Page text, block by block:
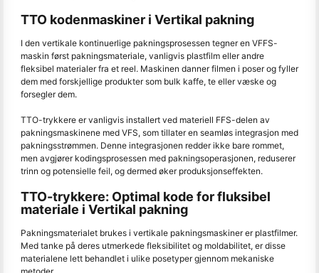
TTO kodenmaskiner i Vertikal pakning
I den vertikale kontinuerlige pakningsprosessen tegner en VFFS-
maskin først pakningsmateriale, vanligvis plastfilm eller andre
fleksibel materialer fra et reel. Maskinen danner filmen i poser og fyller
dem med forskjellige produkter som bulk kaffe, te eller væske og
forsegler dem.
TTO-trykkere er vanligvis installert ved materiell FFS-delen av
pakningsmaskinene med VFS, som tillater en seamløs integrasjon med
pakningsstrømmen. Denne integrasjonen redder ikke bare rommet,
men avgjører kodingsprosessen med pakningsoperasjonen, reduserer
trinn og potensielle feil, og dermed øker produksjonseffekten.
TTO-trykkere: Optimal kode for fluksibel
materiale i Vertikal pakning
Pakningsmaterialet brukes i vertikale pakningsmaskiner er plastfilmer.
Med tanke på deres utmerkede fleksibilitet og moldabilitet, er disse
materialene lett behandlet i ulike posetyper gjennom mekaniske